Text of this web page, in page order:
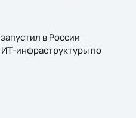
в России
инфраструктуры по